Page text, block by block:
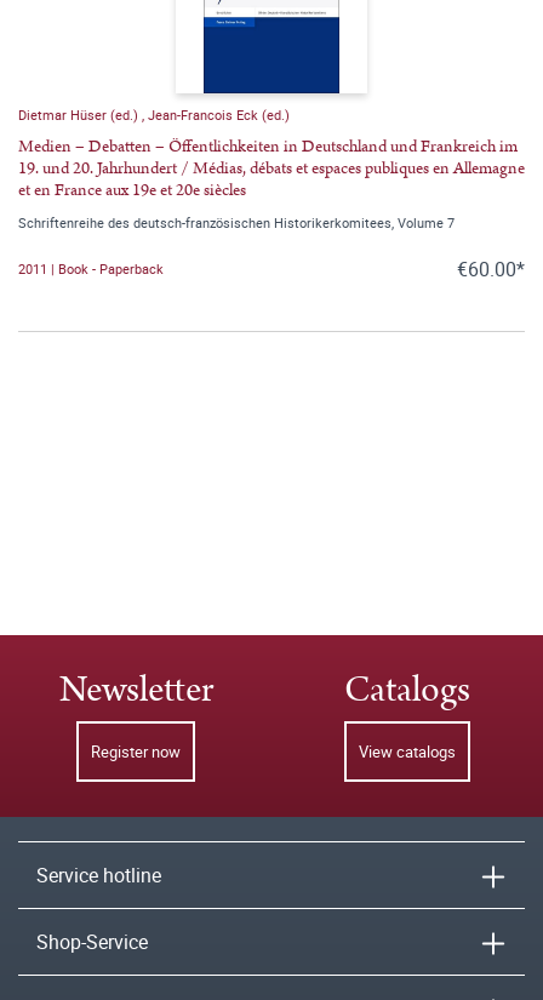
Dietmar Hüser (ed.) Jean-Francois Eck (ed.)
Medien – Debatten – Öffentlichkeiten in Deutschland und Frankreich im
19. und 20. Jahrhundert / Médias, débats et espaces publiques en Allemagne
et en France aux 19e et 20e siècles
Schriftenreihe des deutsch-französischen Historikerkomitees, Volume 7
2011 | Book - Paperback €60.00*
Newsletter
Register now
Catalogs
View catalogs
Service hotline
Shop-Service